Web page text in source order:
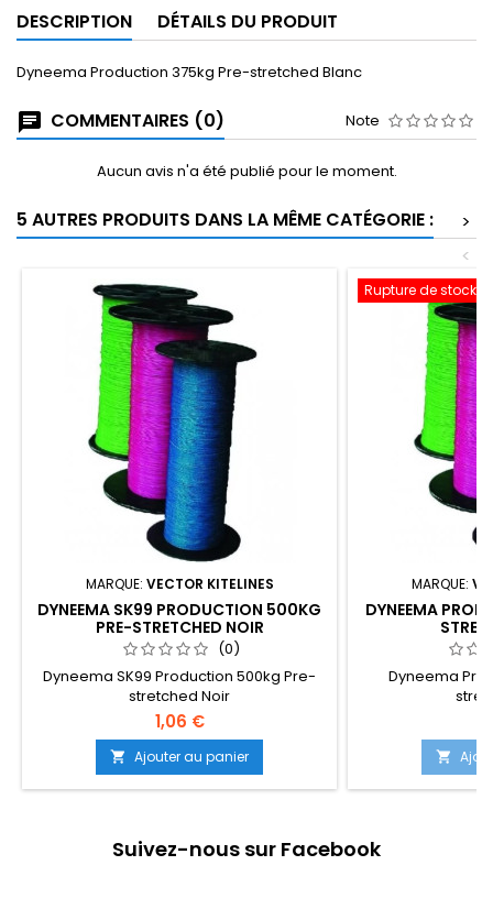
DESCRIPTION DÉTAILS DU PRODUIT
Dyneema Production 375kg Pre-stretched Blanc
COMMENTAIRES (0) Note
Aucun avis n'a été publié pour le moment.
5 AUTRES PRODUITS DANS LA MÊME CATÉGORIE :
>
<
MARQUE: VECTOR KITELINES
DYNEEMA SK99 PRODUCTION 500KG
PRE-STRETCHED NOIR
(0)
Dyneema SK99 Production 500kg Pre-
stretched Noir
1,06 €
 Ajouter au panier
Rupture de stock
MARQUE:
DYNEEMA
Dyneema

Suivez-nous sur Facebook